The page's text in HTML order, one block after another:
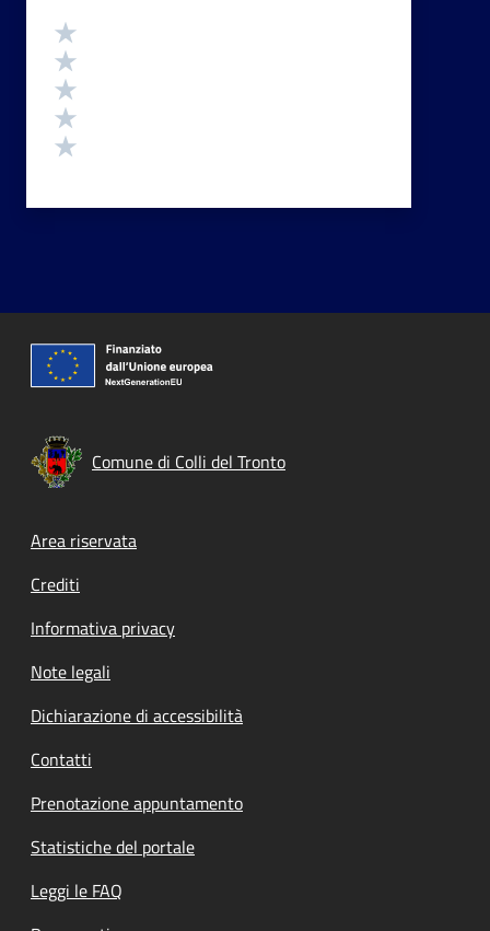
Valutazione
Comune di Colli del Tronto
Footer menu
Area riservata
Crediti
Informativa privacy
Note legali
Dichiarazione di accessibilità
Contatti
Prenotazione appuntamento
Statistiche del portale
Leggi le FAQ